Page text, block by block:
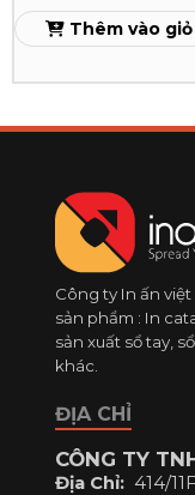
CấpThêm vào
Công ty In ấn
sản phẩm : In
sản xuất sổ tay,
khác.
ĐỊA CHỈ
CÔNG TY
Địa Chỉ: 414/